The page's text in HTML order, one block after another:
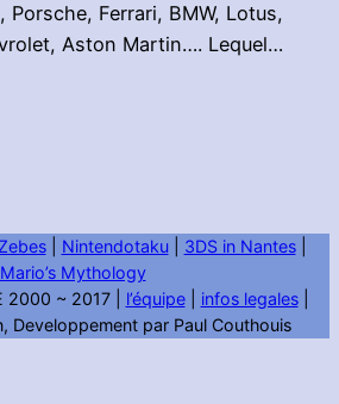
Porsche, Ferrari, BMW, Lotus,
Aston Martin…. Lequel…
| Nintendotaku| 3DS in Nantes|
Mario’s Mythology
2000 ~ 2017 | l’équipe| infos legales|
Developpement par Paul Couthouis